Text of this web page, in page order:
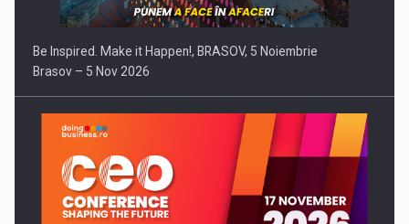
Be Inspired. Make it Happen!, BRASOV, 5 Noiembrie
Brasov – 5 Nov 2026